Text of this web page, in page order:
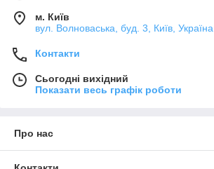
м. Київ
вул. Волноваська, буд. 3, Київ, Україна
Контакти
Сьогодні вихідний
Показати весь графік роботи
Про нас